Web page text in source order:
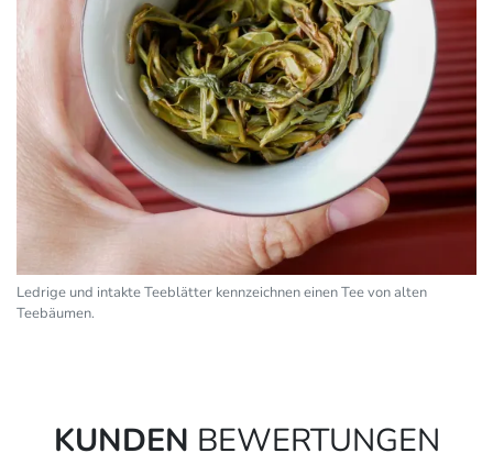
Ledrige und intakte Teeblätter kennzeichnen einen Tee von alten
Teebäumen.
KUNDEN BEWERTUNGEN